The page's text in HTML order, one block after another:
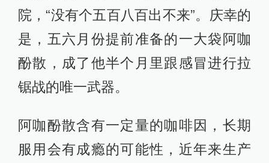
院，“没有个五百八百出不来”。庆幸的
是，五六月份提前准备的一大袋阿咖
酚散，成了他半个月里跟感冒进行拉
锯战的唯一武器。
阿咖酚散含有一定量的咖啡因，长期
服用会有成瘾的可能性，近年来生产